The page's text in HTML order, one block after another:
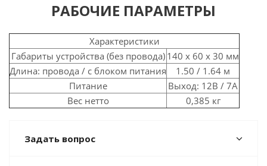
РАБОЧИЕ ПАРАМЕТРЫ
Характеристики
Габариты устройства (без провода) 140 х 60 х 30 мм
Длина: провода / с блоком питания
1.50 / 1.64 м
Питание
Выход: 12В / 7А
Вес нетто
0,385 кг
Задать вопрос